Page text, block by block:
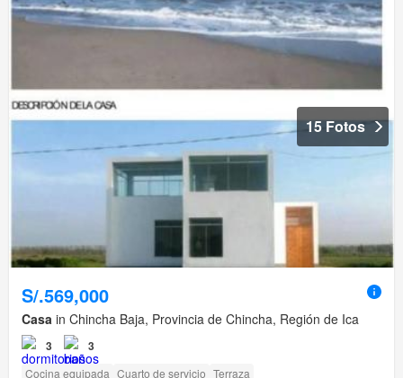
15 Fotos
S/.569,000
Casa in Chincha Baja, Provincia de Chincha, Región de Ica
3 3
Cocina equipada Cuarto de servicio Terraza